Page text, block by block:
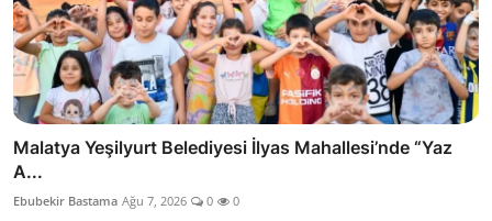
Malatya Yeşilyurt Belediyesi İlyas Mahallesi’nde “Yaz
A...
Ebubekir Bastama Ağu 7, 2026 0 0